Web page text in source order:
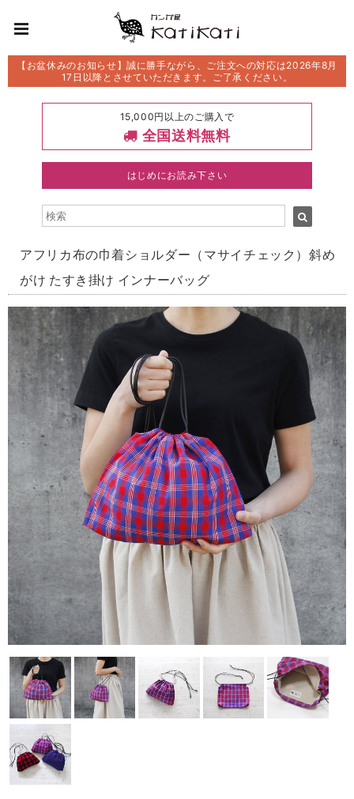
【お盆休みのお知らせ】誠に勝手ながら、ご注文への対応は2026年8月
17日以降とさせていただきます。ご了承ください。
15,000円以上のご購入で
全国送料無料
はじめにお読み下さい
アフリカ布の巾着ショルダー（マサイチェック）斜め
がけ たすき掛け インナーバッグ